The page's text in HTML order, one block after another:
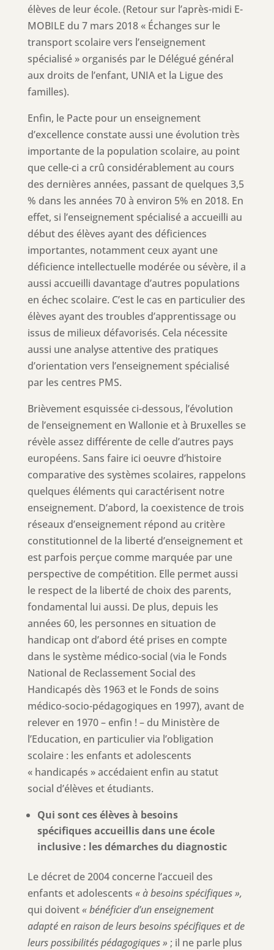
élèves de leur école. (Retour sur l’après-midi E-
MOBILE du 7 mars 2018 « Échanges sur le
transport scolaire vers l’enseignement
spécialisé » organisés par le Délégué général
aux droits de l’enfant, UNIA et la Ligue des
familles).
Enfin, le Pacte pour un enseignement
d’excellence constate aussi une évolution très
importante de la population scolaire, au point
que celle-ci a crû considérablement au cours
des dernières années, passant de quelques 3,5
% dans les années 70 à environ 5% en 2018. En
effet, si l’enseignement spécialisé a accueilli au
début des élèves ayant des déficiences
importantes, notamment ceux ayant une
déficience intellectuelle modérée ou sévère, il a
aussi accueilli davantage d’autres populations
en échec scolaire. C’est le cas en particulier des
élèves ayant des troubles d’apprentissage ou
issus de milieux défavorisés. Cela nécessite
aussi une analyse attentive des pratiques
d’orientation vers l’enseignement spécialisé
par les centres PMS.
Brièvement esquissée ci-dessous, l’évolution
de l’enseignement en Wallonie et à Bruxelles se
révèle assez différente de celle d’autres pays
européens. Sans faire ici oeuvre d’histoire
comparative des systèmes scolaires, rappelons
quelques éléments qui caractérisent notre
enseignement. D’abord, la coexistence de trois
réseaux d’enseignement répond au critère
constitutionnel de la liberté d’enseignement et
est parfois perçue comme marquée par une
perspective de compétition. Elle permet aussi
le respect de la liberté de choix des parents,
fondamental lui aussi. De plus, depuis les
années 60, les personnes en situation de
handicap ont d’abord été prises en compte
dans le système médico-social (via le Fonds
National de Reclassement Social des
Handicapés dès 1963 et le Fonds de soins
médico-socio-pédagogiques en 1997), avant de
relever en 1970 – enfin ! – du Ministère de
l’Education, en particulier via l’obligation
scolaire : les enfants et adolescents
« handicapés » accédaient enfin au statut
social d’élèves et étudiants.
Qui sont ces élèves à besoins
spécifiques accueillis dans une école
inclusive : les démarches du diagnostic
Le décret de 2004 concerne l’accueil des
enfants et adolescents « à besoins spécifiques »,
qui doivent«bénéficier d’un enseignement
adapté en raison de leurs besoins spécifiques et de
leurs possibilités pédagogiques » ; il ne parle plus